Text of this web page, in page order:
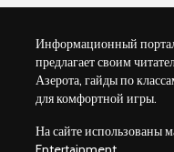
Информационный
предлагает своим
Азерота, гайды по
для комфортной игры.
На сайте использованы